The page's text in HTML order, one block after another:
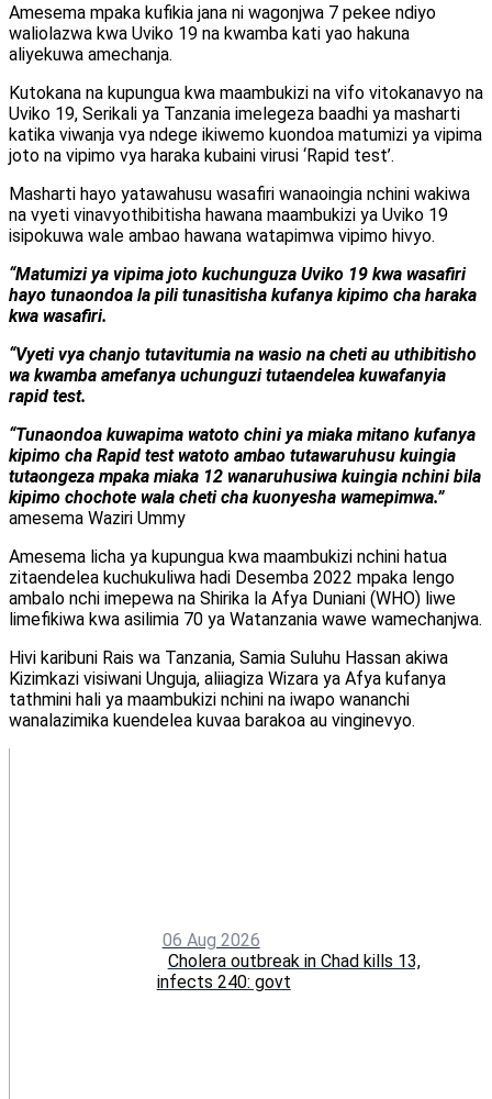
Amesema mpaka kufikia jana ni wagonjwa 7 pekee ndiyo
waliolazwa kwa Uviko 19 na kwamba kati yao hakuna
aliyekuwa amechanja.
Kutokana na kupungua kwa maambukizi na vifo vitokanavyo na
Uviko 19, Serikali ya Tanzania imelegeza baadhi ya masharti
katika viwanja vya ndege ikiwemo kuondoa matumizi ya vipima
joto na vipimo vya haraka kubaini virusi ‘Rapid test’.
Masharti hayo yatawahusu wasafiri wanaoingia nchini wakiwa
na vyeti vinavyothibitisha hawana maambukizi ya Uviko 19
isipokuwa wale ambao hawana watapimwa vipimo hivyo.
“Matumizi ya vipima joto kuchunguza Uviko 19 kwa wasafiri
hayo tunaondoa la pili tunasitisha kufanya kipimo cha haraka
kwa wasafiri.
“Vyeti vya chanjo tutavitumia na wasio na cheti au uthibitisho
wa kwamba amefanya uchunguzi tutaendelea kuwafanyia
rapid test.
“Tunaondoa kuwapima watoto chini ya miaka mitano kufanya
kipimo cha Rapid test watoto ambao tutawaruhusu kuingia
tutaongeza mpaka miaka 12 wanaruhusiwa kuingia nchini bila
kipimo chochote wala cheti cha kuonyesha wamepimwa.”
amesema Waziri Ummy
Amesema licha ya kupungua kwa maambukizi nchini hatua
zitaendelea kuchukuliwa hadi Desemba 2022 mpaka lengo
ambalo nchi imepewa na Shirika la Afya Duniani (WHO) liwe
limefikiwa kwa asilimia 70 ya Watanzania wawe wamechanjwa.
Hivi karibuni Rais wa Tanzania, Samia Suluhu Hassan akiwa
Kizimkazi visiwani Unguja, aliiagiza Wizara ya Afya kufanya
tathmini hali ya maambukizi nchini na iwapo wananchi
wanalazimika kuendelea kuvaa barakoa au vinginevyo.
06 Aug 2026
Cholera outbreak in Chad kills 13,
infects 240: govt